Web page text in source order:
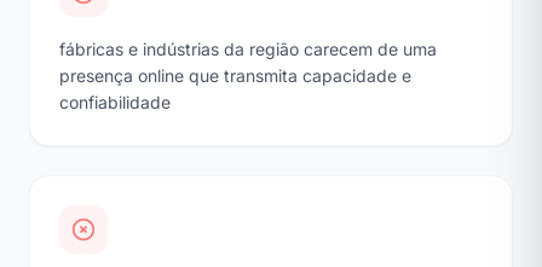
fábricas e indústrias da região carecem de uma
presença online que transmita capacidade e
confiabilidade